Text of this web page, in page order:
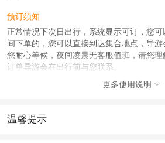
预订须知
正常情况下次日出行，系统显示可订，您
间下单的，您可以直接到达集合地点，导
您耐心等候，夜间凌晨无客服值班，请您
订单导游会在出行前与您联系。
给导游派发游客名单，无需纸质凭证， 导
系，导游将短信通知确认集合地点时间信息
更多使用说明 
温馨提示